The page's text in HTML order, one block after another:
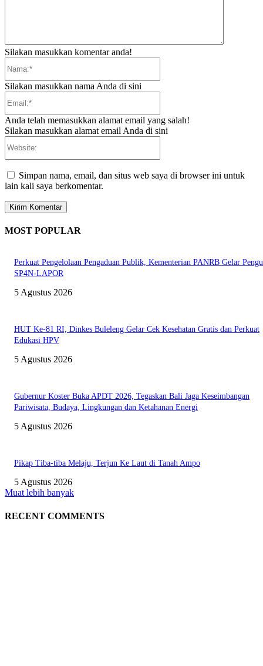
Silakan masukkan komentar anda!
Silakan masukkan nama Anda di sini
Anda telah memasukkan alamat email yang salah!
Silakan masukkan alamat email Anda di sini
Simpan nama, email, dan situs web saya di browser ini untuk
lain kali saya berkomentar.
MOST POPULAR
Perkuat Pengelolaan Pengaduan Publik, Kementerian PANRB Gelar
SP4N-LAPOR
5 Agustus 2026
HUT Ke-81 RI, Dinkes Buleleng Gelar Cek Kesehatan Gratis dan Perkuat
Edukasi HPV
5 Agustus 2026
Gubernur Koster Buka APDT 2026, Tegaskan Bali Jaga Keseimbangan
Pariwisata, Budaya, Lingkungan dan Ketahanan Energi
5 Agustus 2026
Pikap Tiba-tiba Melaju, Terjun Ke Laut di Tanah Ampo
5 Agustus 2026
Muat lebih banyak
RECENT COMMENTS